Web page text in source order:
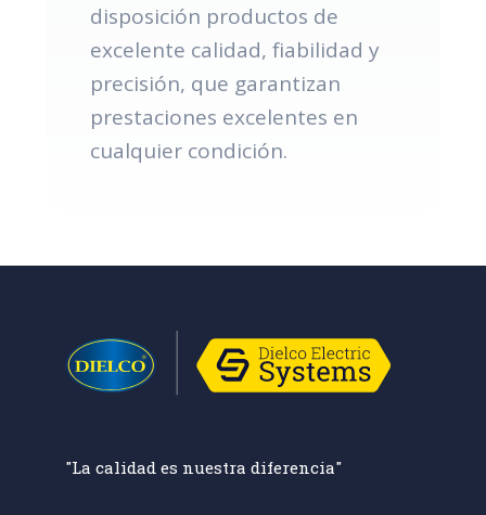
disposición productos de
excelente calidad, fiabilidad y
precisión, que garantizan
prestaciones excelentes en
cualquier condición.
"La calidad es nuestra diferencia"